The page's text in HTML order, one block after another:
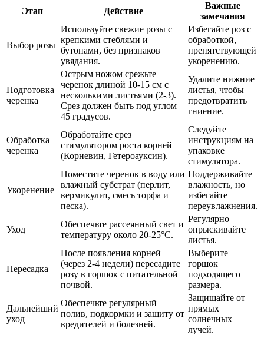
Этап Действие
Важные
замечания
Выбор розы
Используйте свежие розы с
крепкими стеблями и
бутонами, без признаков
увядания.
Избегайте роз с
обработкой,
препятствующей
укоренению.
Подготовка
черенка
Острым ножом срежьте
черенок длиной 10-15 см с
несколькими листьями (2-3).
Срез должен быть под углом
45 градусов.
Удалите нижние
листья, чтобы
предотвратить
гниение.
Обработка
черенка
Обработайте срез
стимулятором роста корней
(Корневин, Гетероауксин).
Следуйте
инструкциям на
упаковке
стимулятора.
Укоренение
Поместите черенок в воду или
влажный субстрат (перлит,
вермикулит, смесь торфа и
песка).
Поддерживайте
влажность, но
избегайте
переувлажнения.
Уход
Обеспечьте рассеянный свет и
температуру около 20-25°C.
Регулярно
опрыскивайте
листья.
Пересадка
После появления корней
(через 2-4 недели) пересадите
розу в горшок с питательной
почвой.
Выберите
горшок
подходящего
размера.
Дальнейший
уход
Обеспечьте регулярный
полив, подкормки и защиту от
вредителей и болезней.
Защищайте от
прямых
солнечных
лучей.